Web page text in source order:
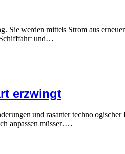
werden mittels Strom aus
Schifffahrt und…
erzwingt
und rasanter
anpassen müssen.…